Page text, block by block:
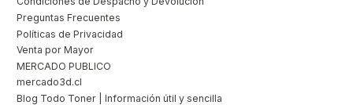
Preguntas Frecuentes
Políticas de Privacidad
Venta por Mayor
MERCADO PUBLICO
mercado3d.cl
Blog Todo Toner | Información útil y sencilla